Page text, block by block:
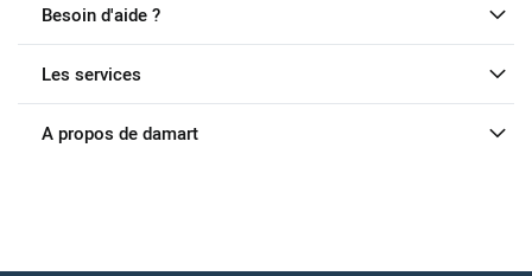
Besoin d'aide ?
Les services
A propos de damart